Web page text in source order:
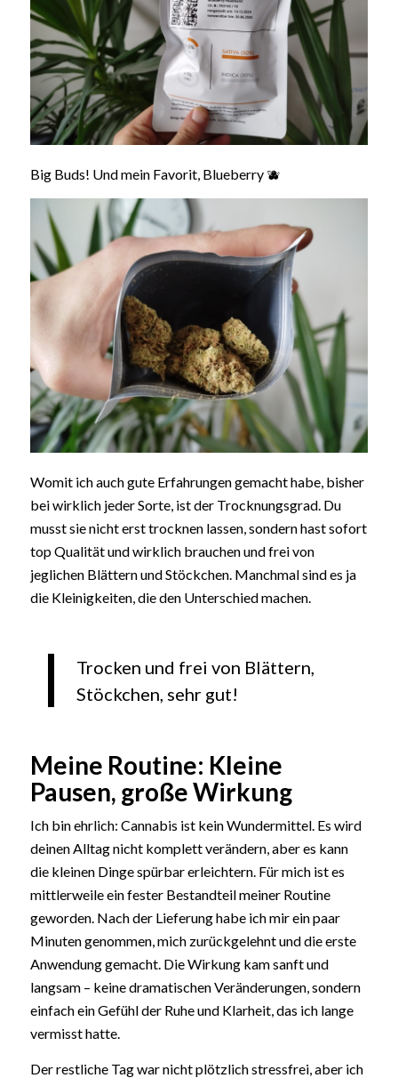
Big Buds! Und mein Favorit, Blueberry 🫐
Womit ich auch gute Erfahrungen gemacht habe, bisher
bei wirklich jeder Sorte, ist der Trocknungsgrad. Du
musst sie nicht erst trocknen lassen, sondern hast sofort
top Qualität und wirklich brauchen und frei von
jeglichen Blättern und Stöckchen. Manchmal sind es ja
die Kleinigkeiten, die den Unterschied machen.
Trocken und frei von Blättern,
Stöckchen, sehr gut!
Meine Routine: Kleine
Pausen, große Wirkung
Ich bin ehrlich: Cannabis ist kein Wundermittel. Es wird
deinen Alltag nicht komplett verändern, aber es kann
die kleinen Dinge spürbar erleichtern. Für mich ist es
mittlerweile ein fester Bestandteil meiner Routine
geworden. Nach der Lieferung habe ich mir ein paar
Minuten genommen, mich zurückgelehnt und die erste
Anwendung gemacht. Die Wirkung kam sanft und
langsam – keine dramatischen Veränderungen, sondern
einfach ein Gefühl der Ruhe und Klarheit, das ich lange
vermisst hatte.
Der restliche Tag war nicht plötzlich stressfrei, aber ich